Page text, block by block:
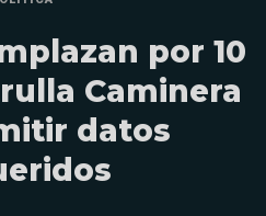
por 10
Caminera
datos